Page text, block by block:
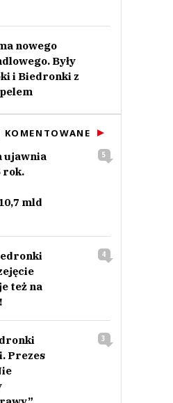
nowego
Były
i Biedronki z
KOMENTOWANE
ujawnia
rok.
mld
5
też na
4
Prezes
3